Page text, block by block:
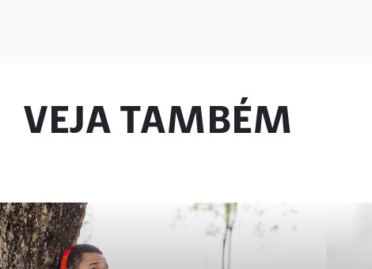
VEJA TAMBÉM